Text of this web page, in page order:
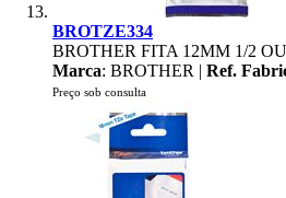
BROTZE334
BROTHER FITA 12MM 1/2
Marca: BROTHER | Ref.
Preço sob consulta